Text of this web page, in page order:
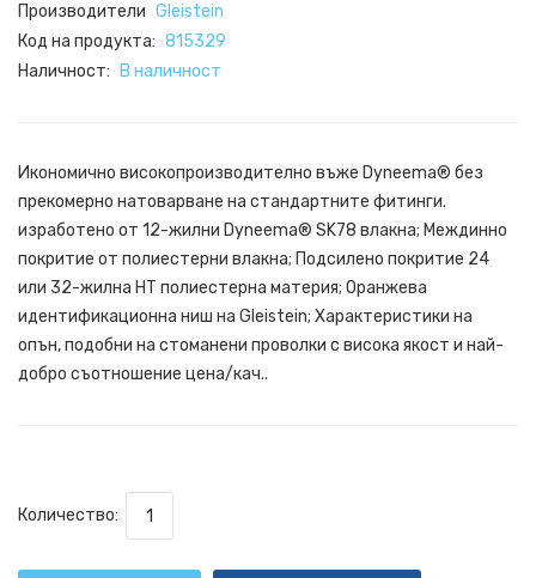
Производители Gleistein
Код на продукта: 815329
Наличност:
В наличност
Икономично високопроизводително въже Dyneema® без
прекомерно натоварване на стандартните фитинги.
изработено от 12-жилни Dyneema® SK78 влакна; Междинно
покритие от полиестерни влакна; Подсилено покритие 24
или 32-жилна HT полиестерна материя; Оранжева
идентификационна ниш на Gleistein; Характеристики на
опън, подобни на стоманени проволки с висока якост и най-
добро съотношение цена/кач..
Количество: